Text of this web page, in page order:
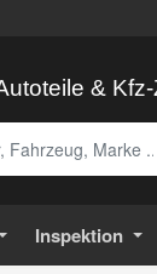
&
Inspektion